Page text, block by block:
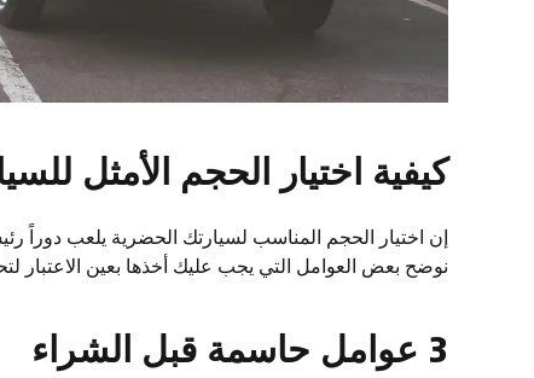
كيفية اختيار الحجم الأمثل
إن اختيار الحجم المناسب لسيارتك الحضرية يلعب دوراً
نوضح بعض العوامل التي يجب عليك أخذها بعين الاعتبار
3 عوامل حاسمة قبل الشراء